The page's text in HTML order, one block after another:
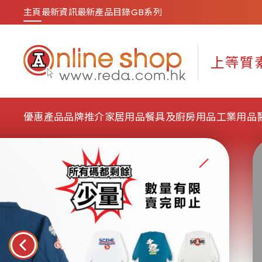
主頁最新資訊最新產品目錄GB系列
優惠產品品牌推介家居用品餐具及廚房用品工業用品